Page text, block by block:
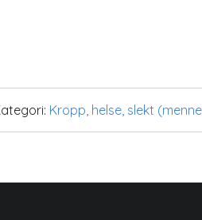
Kropp, helse, slekt